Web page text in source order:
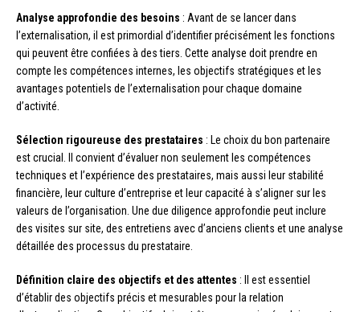
Analyse approfondie des besoins : Avant de se lancer dans
l’externalisation, il est primordial d’identifier précisément les fonctions
qui peuvent être confiées à des tiers. Cette analyse doit prendre en
compte les compétences internes, les objectifs stratégiques et les
avantages potentiels de l’externalisation pour chaque domaine
d’activité.
Sélection rigoureuse des prestataires : Le choix du bon partenaire
est crucial. Il convient d’évaluer non seulement les compétences
techniques et l’expérience des prestataires, mais aussi leur stabilité
financière, leur culture d’entreprise et leur capacité à s’aligner sur les
valeurs de l’organisation. Une due diligence approfondie peut inclure
des visites sur site, des entretiens avec d’anciens clients et une analyse
détaillée des processus du prestataire.
Définition claire des objectifs et des attentes : Il est essentiel
d’établir des objectifs précis et mesurables pour la relation